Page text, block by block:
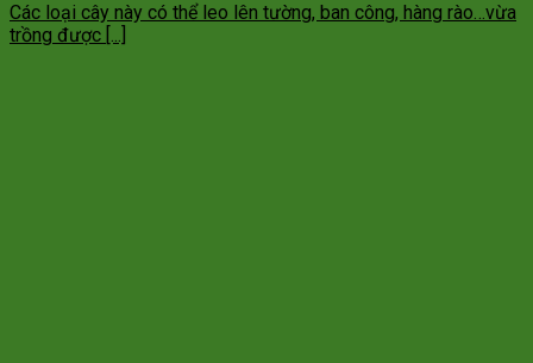
Các loại cây này có thể leo lên tường, ban công, hàng rào…vừa
trồng được [...]